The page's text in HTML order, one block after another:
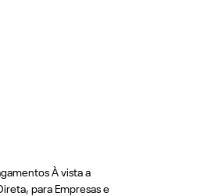
À vista a
para Empresas e